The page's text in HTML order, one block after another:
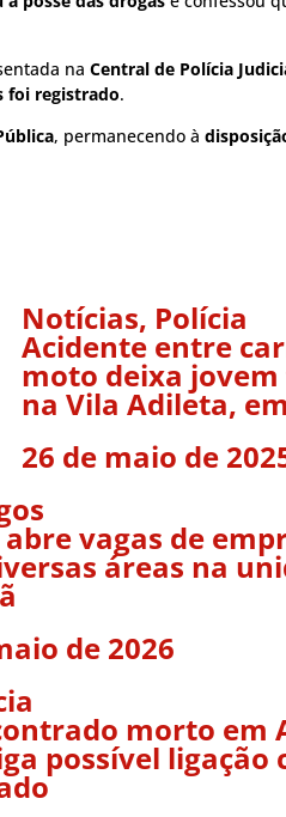
na Central de Polícia
foi registrado.
, permanecendo à
Notícias, Polícia
Acidente entre
moto deixa
na Vila Adileta,
26 de maio de
abre vagas de
áreas na
de 2026
morto em
possível ligação